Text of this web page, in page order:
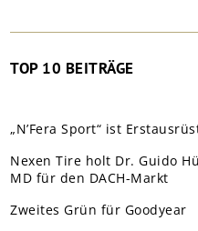
TOP 10 BEITRÄGE
„N’Fera Sport“ ist
Nexen Tire holt Dr. Guido
MD für den DACH-Markt
Zweites Grün für Goodyear